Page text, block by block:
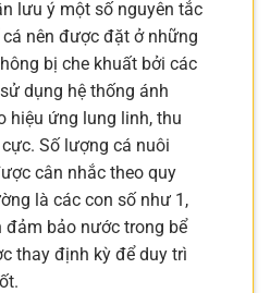
lưu ý một số nguyên tắc
nên được đặt ở những
bị che khuất bởi các
dụng hệ thống ánh
hiệu ứng lung linh, thu
Số lượng cá nuôi
cân nhắc theo quy
là các con số như 1,
đảm bảo nước trong bể
thay định kỳ để duy trì